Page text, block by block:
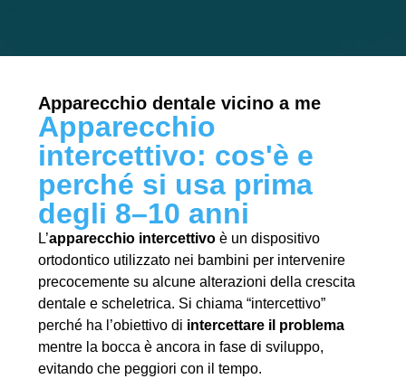
Apparecchio dentale vicino a me
Apparecchio
intercettivo: cos'è e
perché si usa prima
degli 8–10 anni
L’apparecchio intercettivo è un dispositivo
ortodontico utilizzato nei bambini per intervenire
precocemente su alcune alterazioni della crescita
dentale e scheletrica. Si chiama “intercettivo”
perché ha l’obiettivo di intercettare il problema
mentre la bocca è ancora in fase di sviluppo,
evitando che peggiori con il tempo.